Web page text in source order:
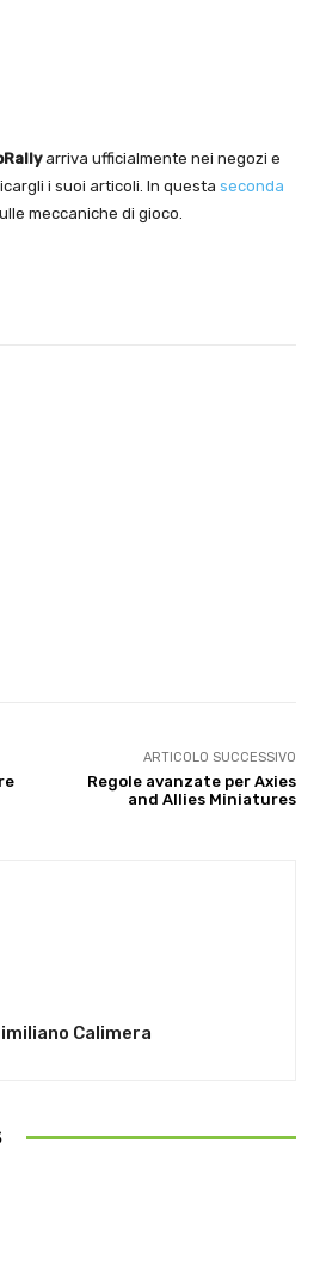
arriva ufficialmente nei negozi e
i suoi articoli. In questa seconda
meccaniche di gioco.
ARTICOLO SUCCESSIVO
Regole avanzate per Axies
and Allies Miniatures
Calimera